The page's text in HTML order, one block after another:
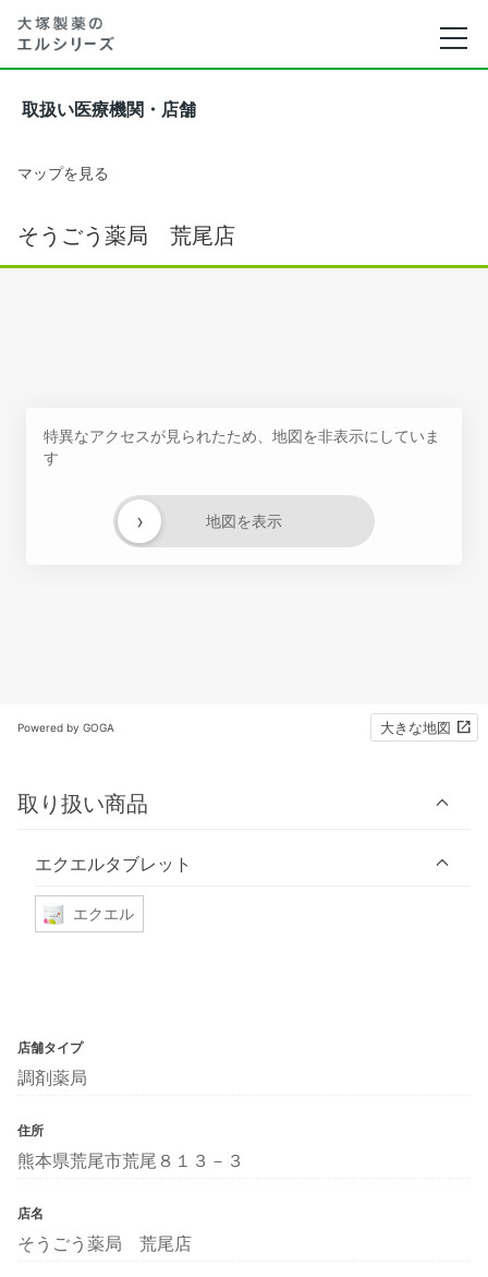
取扱い医療機関・店舗
マップを見る
そうごう薬局 荒尾店
特異なアクセスが見られたため、地図を非表示にしていま
す
地図を表示
›
Powered by GOGA 大きな地図
取り扱い商品
エクエルタブレット
エクエル
店舗タイプ
調剤薬局
住所
熊本県荒尾市荒尾８１３－３
店名
そうごう薬局 荒尾店